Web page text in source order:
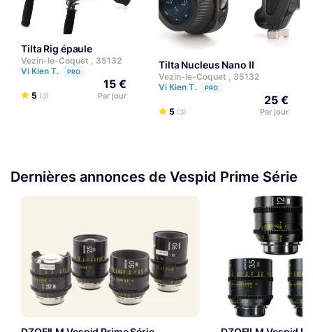
Tilta Rig épaule
Vezin-le-Coquet , 35132
Vi Kien T.
PRO
5 (3)
15 €
Par jour
Tilta Nucleus Nano II
Vezin-le-Coquet , 35132
Vi Kien T.
PRO
5 (3)
25 €
Par jour
Dernières annonces de Vespid Prime Série